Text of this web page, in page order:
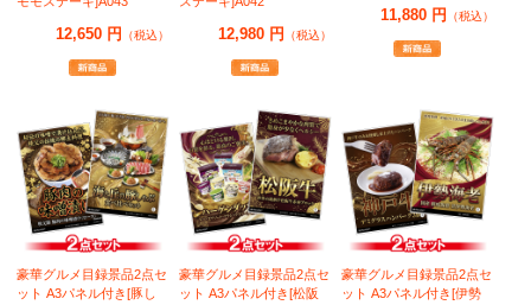
12,650 円 （税込） 12,980 円 （税込）
11,880 円 （税込）
豪華グルメ目録景品2点セ
ット A3パネル付き[豚し
豪華グルメ目録景品2点セ
ット A3パネル付き[松阪
豪華グルメ目録景品2点セ
ット A3パネル付き[伊勢